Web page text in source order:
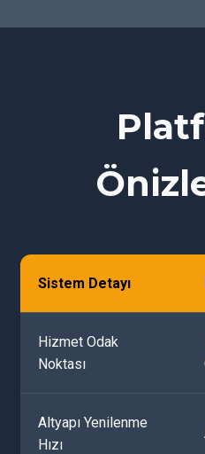
Sistem Detayı
Hizmet Odak
Noktası
Altyapı Yenilenme
Hızı